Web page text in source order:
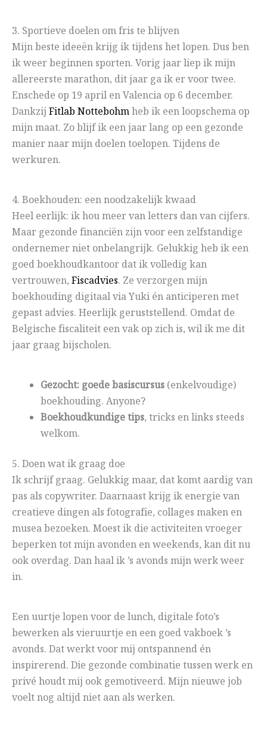
3. Sportieve doelen om fris te blijven
Mijn beste ideeën krijg ik tijdens het lopen. Dus ben
ik weer beginnen sporten. Vorig jaar liep ik mijn
allereerste marathon, dit jaar ga ik er voor twee.
Enschede op 19 april en Valencia op 6 december.
Dankzij Fitlab Nottebohmheb ik een loopschema op
mijn maat. Zo blijf ik een jaar lang op een gezonde
manier naar mijn doelen toelopen. Tijdens de
werkuren.
4. Boekhouden: een noodzakelijk kwaad
Heel eerlijk: ik hou meer van letters dan van cijfers.
Maar gezonde financiën zijn voor een zelfstandige
ondernemer niet onbelangrijk. Gelukkig heb ik een
goed boekhoudkantoor dat ik volledig kan
vertrouwen, Fiscadvies. Ze verzorgen mijn
boekhouding digitaal via Yuki én anticiperen met
gepast advies. Heerlijk geruststellend. Omdat de
Belgische fiscaliteit een vak op zich is, wil ik me dit
jaar graag bijscholen.
Gezocht: goede basiscursus (enkelvoudige)
boekhouding. Anyone?
Boekhoudkundige tips, tricks en links steeds
welkom.
5. Doen wat ik graag doe
Ik schrijf graag. Gelukkig maar, dat komt aardig van
pas als copywriter. Daarnaast krijg ik energie van
creatieve dingen als fotografie, collages maken en
musea bezoeken. Moest ik die activiteiten vroeger
beperken tot mijn avonden en weekends, kan dit nu
ook overdag. Dan haal ik ’s avonds mijn werk weer
in.
Een uurtje lopen voor de lunch, digitale foto’s
bewerken als vieruurtje en een goed vakboek ’s
avonds. Dat werkt voor mij ontspannend én
inspirerend. Die gezonde combinatie tussen werk en
privé houdt mij ook gemotiveerd. Mijn nieuwe job
voelt nog altijd niet aan als werken.